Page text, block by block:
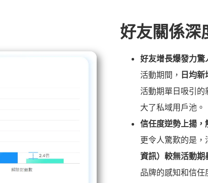
好友關係深
好友增長爆發力驚
活動期間， 日均
活動期單日吸引
大了私域用戶池。
信任度逆勢上揚，
更令人驚歎的是，
資訊）較無活動期
品牌的感知和信